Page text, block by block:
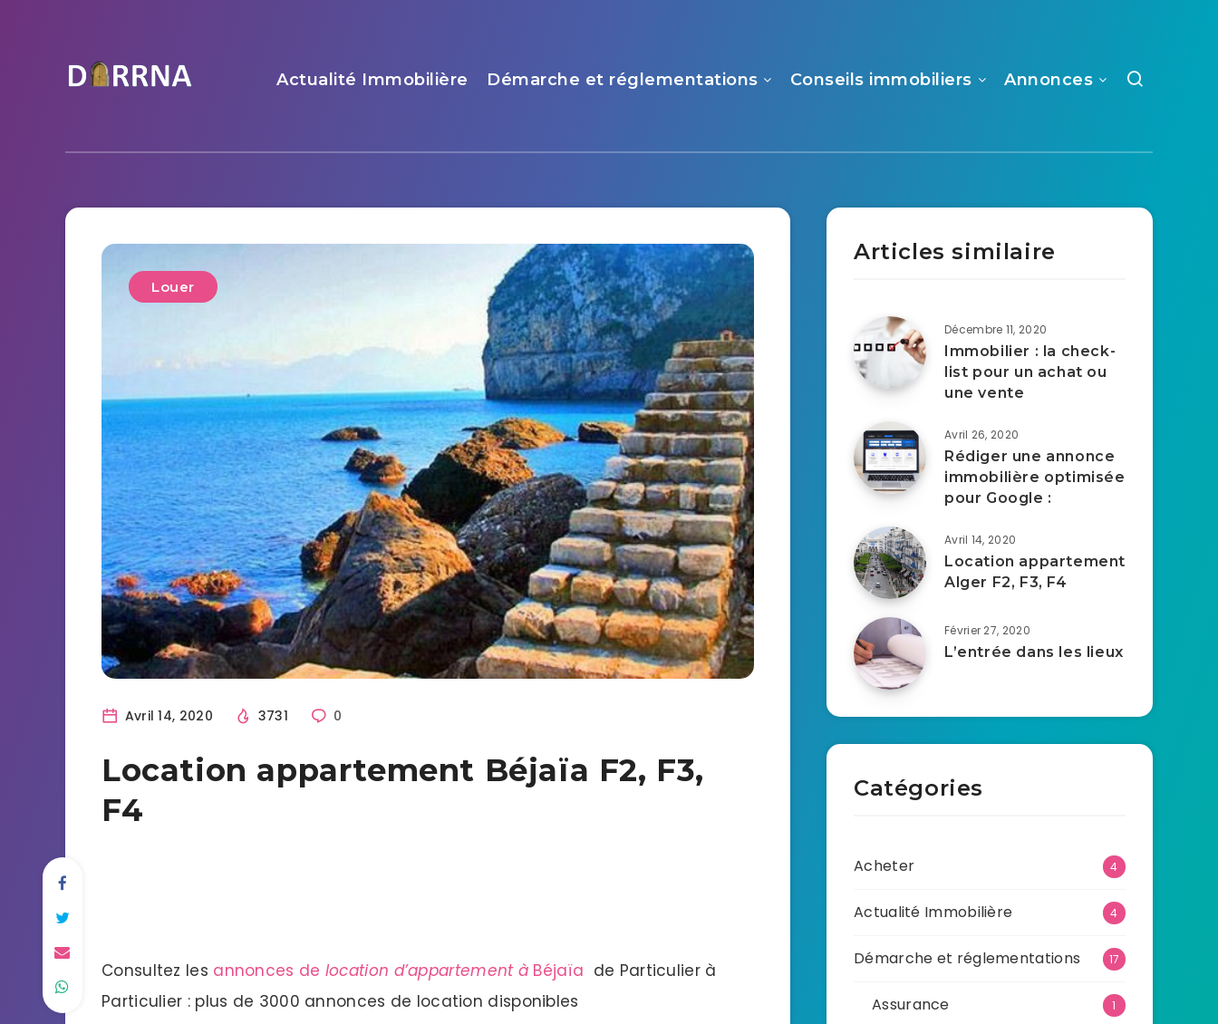
Actualité Immobilière Démarche et réglementations Conseils immobiliers Annonces
Louer
Avril 14, 2020 3731 0
Location appartement Béjaïa F2, F3,
F4
Consultez les annonces de location d’appartement à Béjaïa de Particulier à
Particulier : plus de 3000 annonces de location disponibles
Articles similaire
Décembre 11, 2020
Immobilier : la check-
list pour un achat ou
une vente
Avril 26, 2020
Rédiger une annonce
immobilière optimisée
pour Google :
Avril 14, 2020
Location appartement
Alger F2, F3, F4
Février 27, 2020
L’entrée dans les lieux
Catégories
Acheter 4
Actualité Immobilière 4
Démarche et réglementations 17
Assurance 1